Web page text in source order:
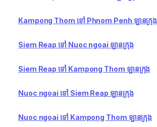
Kampong Thom ទៅ Phnom Penh ឡានក្រុង
Siem Reap ទៅ Nuoc ngoai ឡានក្រុង
Siem Reap ទៅ Kampong Thom ឡានក្រុង
Nuoc ngoai ទៅ Siem Reap ឡានក្រុង
Nuoc ngoai ទៅ Kampong Thom ឡានក្រុង